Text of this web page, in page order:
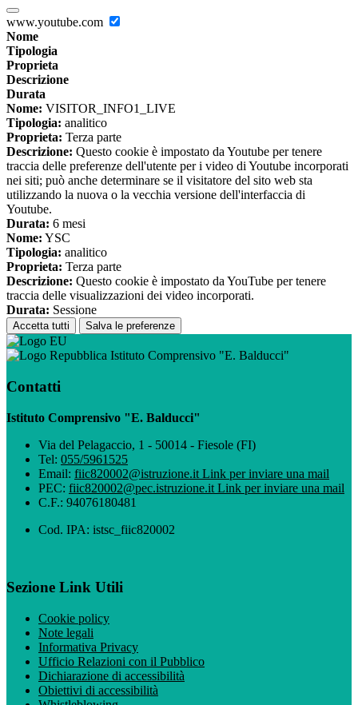
www.youtube.com
Nome
Tipologia
Proprieta
Descrizione
Durata
Nome: VISITOR_INFO1_LIVE
Tipologia: analitico
Proprieta: Terza parte
Descrizione: Questo cookie è impostato da Youtube per tenere
traccia delle preferenze dell'utente per i video di Youtube incorporati
nei siti; può anche determinare se il visitatore del sito web sta
utilizzando la nuova o la vecchia versione dell'interfaccia di
Youtube.
Durata: 6 mesi
Nome: YSC
Tipologia: analitico
Proprieta: Terza parte
Descrizione: Questo cookie è impostato da YouTube per tenere
traccia delle visualizzazioni dei video incorporati.
Durata: Sessione
Accetta tutti Salva le preferenze
Istituto Comprensivo "E. Balducci"
Contatti
Istituto Comprensivo "E. Balducci"
Via del Pelagaccio, 1 - 50014 - Fiesole (FI)
Tel: 055/5961525
Email: fiic820002@istruzione.it Link per inviare una mail
PEC: fiic820002@pec.istruzione.it Link per inviare una mail
C.F.: 94076180481
Cod. IPA: istsc_fiic820002
Sezione Link Utili
Cookie policy
Note legali
Informativa Privacy
Ufficio Relazioni con il Pubblico
Dichiarazione di accessibilità
Obiettivi di accessibilità